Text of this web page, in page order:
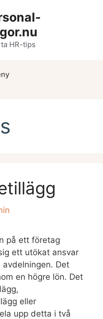
HR-tips
på ett företag
ett utökat ansvar
Det
en högre lön. Det
eller
upp detta i två